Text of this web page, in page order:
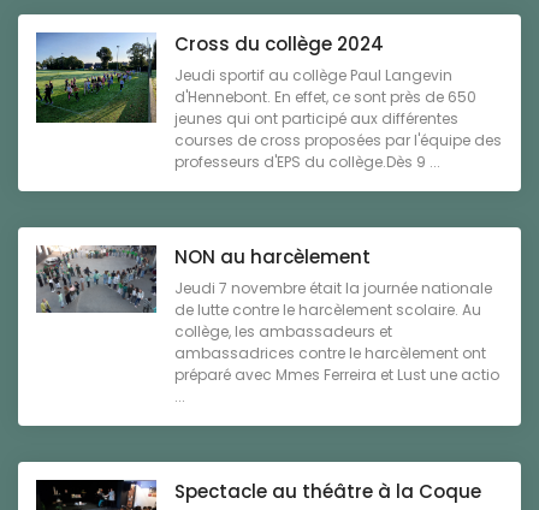
Cross du collège 2024
Jeudi sportif au collège Paul Langevin
d'Hennebont. En effet, ce sont près de 650
jeunes qui ont participé aux différentes
courses de cross proposées par l'équipe des
professeurs d'EPS du collège.Dès 9 ...
NON au harcèlement
Jeudi 7 novembre était la journée nationale
de lutte contre le harcèlement scolaire. Au
collège, les ambassadeurs et
ambassadrices contre le harcèlement ont
préparé avec Mmes Ferreira et Lust une actio
...
Spectacle au théâtre à la Coque